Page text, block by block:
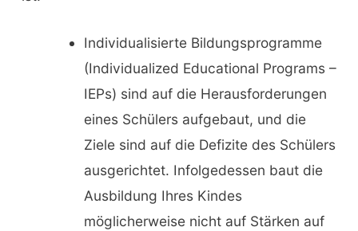
Individualisierte Bildungsprogramme
(Individualized Educational Programs –
IEPs) sind auf die Herausforderungen
eines Schülers aufgebaut, und die
Ziele sind auf die Defizite des Schülers
ausgerichtet. Infolgedessen baut die
Ausbildung Ihres Kindes
möglicherweise nicht auf Stärken auf